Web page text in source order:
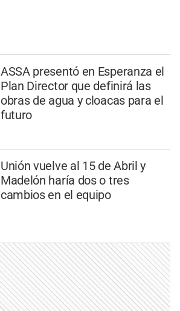
ASSA presentó en Esperanza el
Plan Director que definirá las
obras de agua y cloacas para el
futuro
Unión vuelve al 15 de Abril y
Madelón haría dos o tres
cambios en el equipo